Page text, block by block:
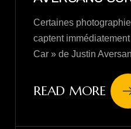
Certaines
captent
Car » de Justin
READ MORE